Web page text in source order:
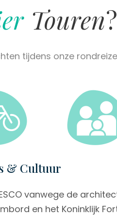
Touren?
tijdens onze
& Cultuur
vanwege de
en het Koninklijk